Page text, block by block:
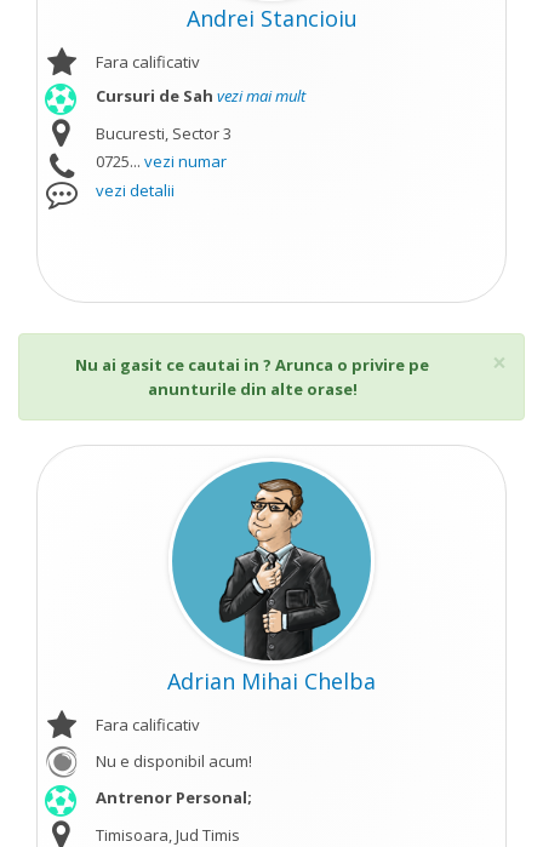
Andrei Stancioiu
Fara calificativ
Cursuri de Sah vezi mai mult
Bucuresti, Sector 3
0725... vezi numar
vezi detalii
×
Nu ai gasit ce cautai in ? Arunca o privire pe
anunturile din alte orase!
Adrian Mihai Chelba
Fara calificativ
Nu e disponibil acum!
Antrenor Personal;
Timisoara, Jud Timis